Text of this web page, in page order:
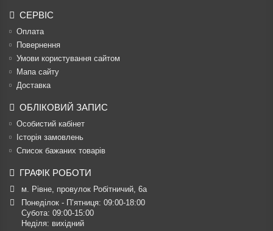
СЕРВІС
Оплата
Повернення
Умови користування сайтом
Мапа сайту
Доставка
ОБЛІКОВИЙ ЗАПИС
Особистий кабінет
Історія замовлень
Список бажаних товарів
ГРАФІК РОБОТИ
м. Рівне, провулок Робітничий, 6а
Понеділок - П’ятниця: 09:00-18:00
Субота: 09:00-15:00
Неділя: вихідний